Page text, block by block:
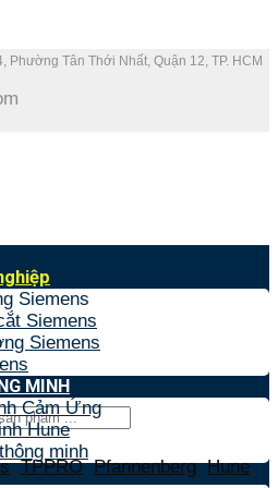
Phường Tân Thới Nhất, Quận 12, TP. HCM
,TPPRO,Pfannenberg,Hune,
Siemens
Siemens
Siemens
MINH
Cảm Ứng
Hune
minh